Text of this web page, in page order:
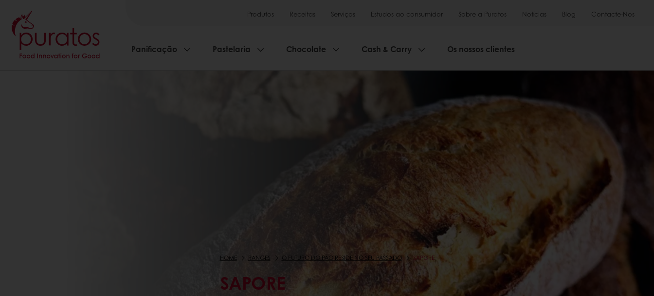
Produtos Receitas Serviços Estudos ao consumidor Sobre a Puratos Notícias Blog Contacte-Nos
Panificação Pastelaria Chocolate Cash & Carry Os nossos clientes
HOME RANGES O FUTURO DO PÃO RESIDE NO SEU PASSADO SAPORE
SAPORE